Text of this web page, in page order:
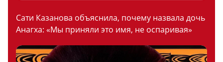
Сати Казанова объяснила, почему назвала дочь
Анагха: «Мы приняли это имя, не оспаривая»